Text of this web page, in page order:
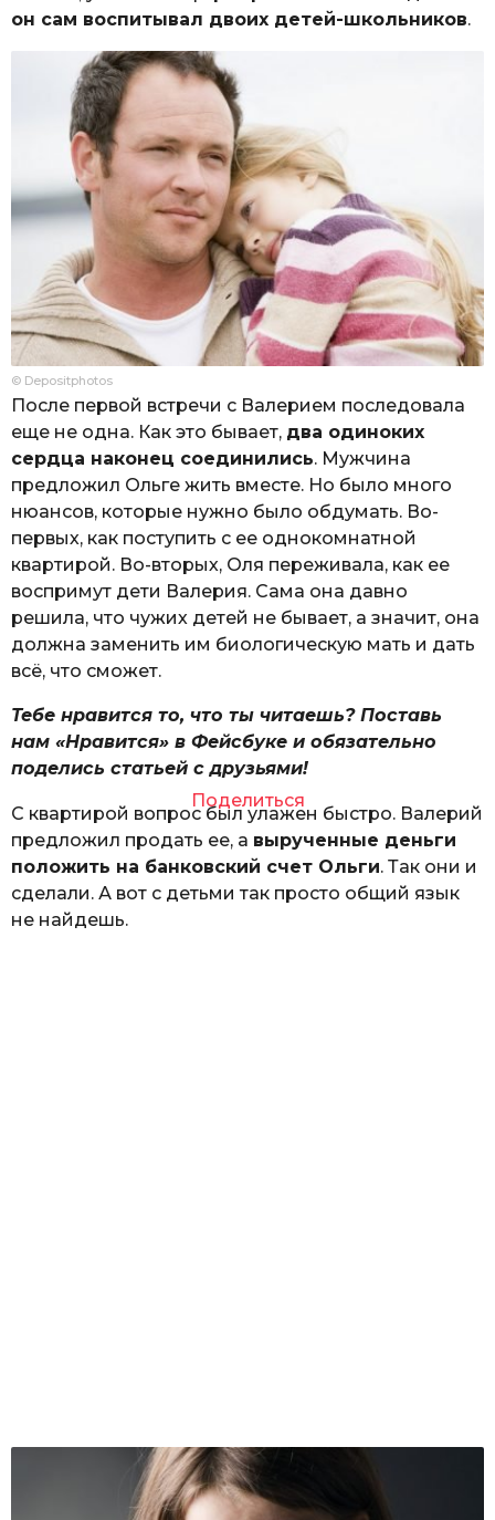
он сам воспитывал двоих детей-школьников.
© Depositphotos
После первой встречи с Валерием последовала
еще не одна. Как это бывает, два одиноких
сердца наконец соединились. Мужчина
предложил Ольге жить вместе. Но было много
нюансов, которые нужно было обдумать. Во-
первых, как поступить с ее однокомнатной
квартирой. Во-вторых, Оля переживала, как ее
воспримут дети Валерия. Сама она давно
решила, что чужих детей не бывает, а значит, она
должна заменить им биологическую мать и дать
всё, что сможет.
Тебе нравится то, что ты читаешь? Поставь
нам «Нравится» в Фейсбуке и обязательно
поделись статьей с друзьями!
Поделиться
С квартирой вопрос был улажен быстро. Валерий
предложил продать ее, а вырученные деньги
положить на банковский счет Ольги. Так они и
сделали. А вот с детьми так просто общий язык
не найдешь.